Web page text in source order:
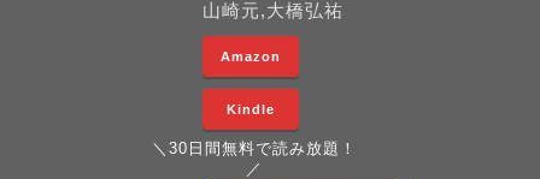
山崎元,大橋弘祐
Amazon
Kindle
＼30日間無料で読み放題！
／